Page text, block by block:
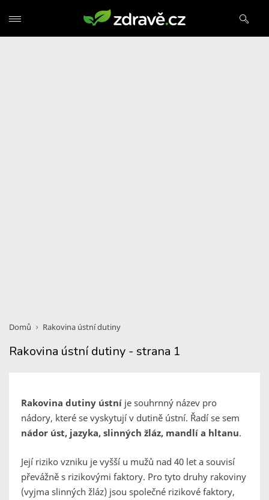
Domů Rakovina ústní dutiny
Rakovina ústní dutiny - strana 1
Rakovina dutiny ústní je souhrnný název pro
nádory, které se vyskytují v dutině ústní. Řadí se sem
nádor úst, jazyka, slinných žláz, mandlí a hltanu.
Její riziko vzniku je vyšší u mužů nad 40 let a souvisí
převážně s rizikovými faktory. Pro tyto druhy rakoviny
(vyjma slinných žláz) jsou společné rizikové faktory,